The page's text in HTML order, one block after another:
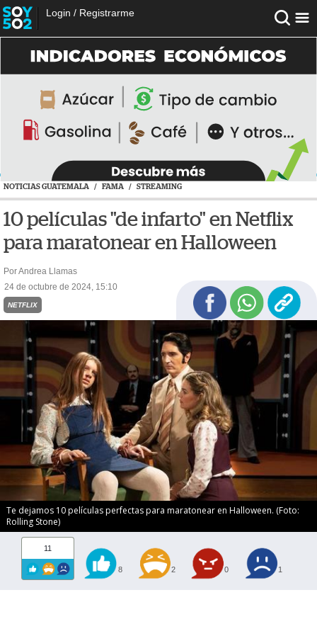
Login / Registrarme
NOTICIAS GUATEMALA / FAMA / STREAMING
10 películas "de infarto" en Netflix
para maratonear en Halloween
Por Andrea Llamas
24 de octubre de 2024, 15:10
NETFLIX
Te dejamos 10 películas perfectas para maratonear en Halloween. (Foto:
Rolling Stone)
11
8 2 0 1